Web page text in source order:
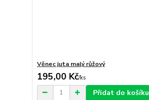
Věnec juta malý růžový
195,00 Kč/ks
Přidat do košíku